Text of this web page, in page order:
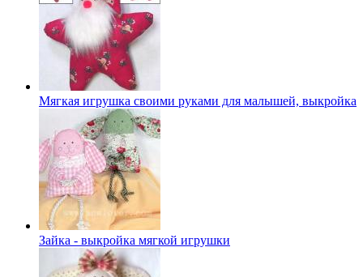
Мягкая игрушка своими руками для малышей, выкройка
Зайка - выкройка мягкой игрушки